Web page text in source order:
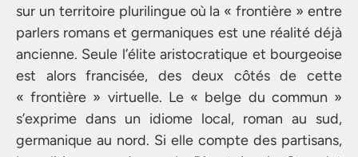
sur un territoire plurilingue où la « frontière » entre
parlers romans et germaniques est une réalité déjà
ancienne. Seule l’élite aristocratique et bourgeoise
est alors francisée, des deux côtés de cette
« frontière » virtuelle. Le « belge du commun »
s’exprime dans un idiome local, roman au sud,
germanique au nord. Si elle compte des partisans,